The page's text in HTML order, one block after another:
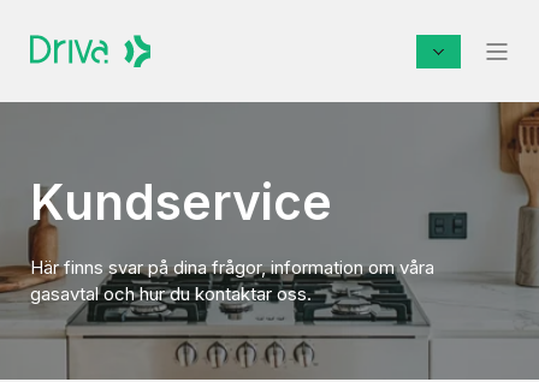
Kundservice
Här finns svar på dina frågor, information om våra
gasavtal och hur du kontaktar oss.